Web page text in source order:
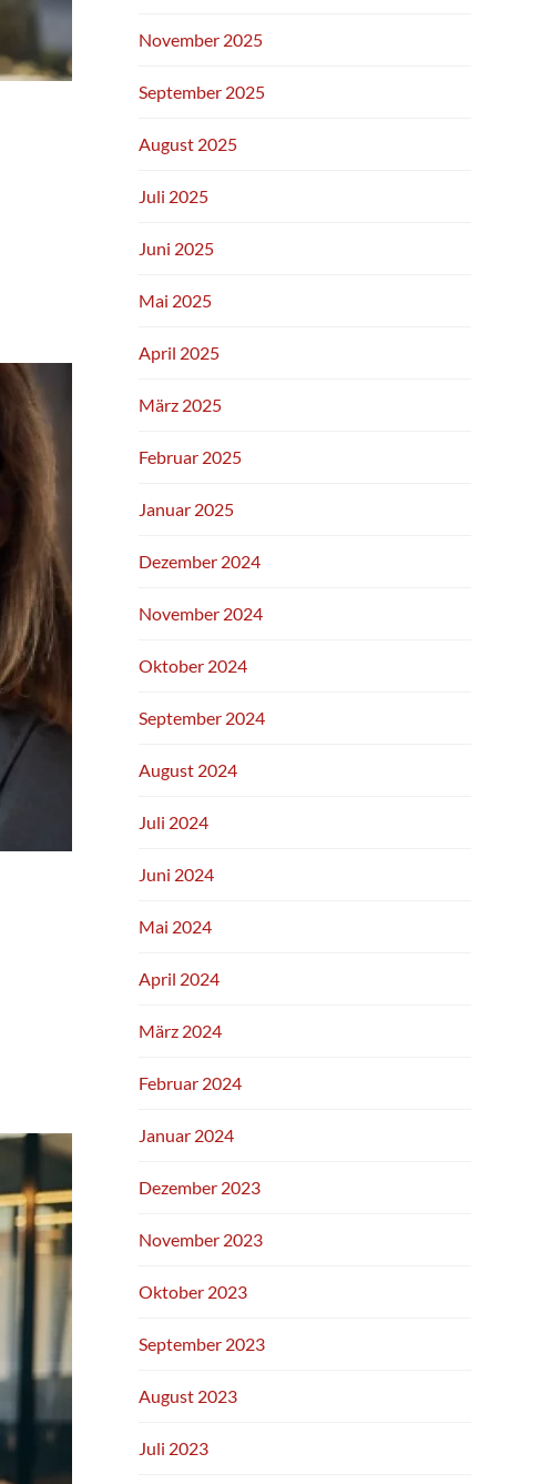
November 2025
September 2025
August 2025
Juli 2025
Juni 2025
Mai 2025
April 2025
März 2025
Februar 2025
Januar 2025
Dezember 2024
November 2024
Oktober 2024
September 2024
August 2024
Juli 2024
Juni 2024
Mai 2024
April 2024
März 2024
Februar 2024
Januar 2024
Dezember 2023
November 2023
Oktober 2023
September 2023
August 2023
Juli 2023